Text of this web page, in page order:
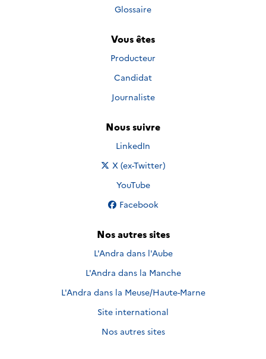
Glossaire
Vous êtes
Producteur
Candidat
Journaliste
Nous suivre
Nous suivre sur
LinkedIn
Nous suivre sur
X (ex-Twitter)
Nous suivre sur
YouTube
Nous suivre sur
Facebook
Nos autres sites
L'Andra dans l'Aube
L'Andra dans la Manche
L'Andra dans la Meuse/Haute-Marne
Site international
Nos autres sites